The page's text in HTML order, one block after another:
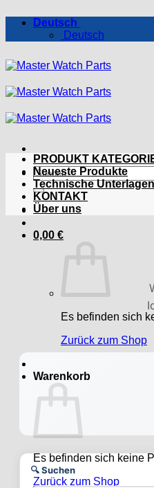
Inhalt
Deutsch
Deutsch
Suchen
nach:
0,00 €
Es befinden sich
Zurück zum Shop
Warenkorb
Es befinden sich keine
Zurück zum Shop
PRODUKT
Neueste Produkte
Technische Unterlagen
KONTAKT
Über uns
🔍 Suchen